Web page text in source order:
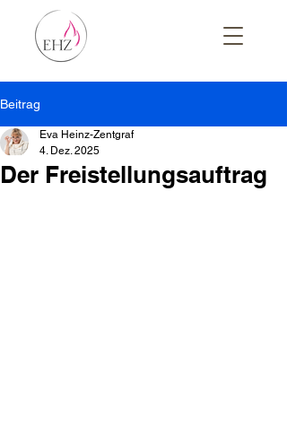
Beitrag
Der Freistellungsauftrag
Eva Heinz-Zentgraf
4. Dez. 2025